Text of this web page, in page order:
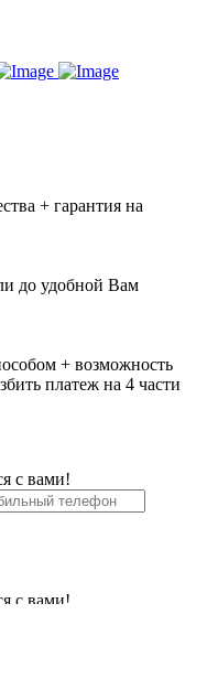
+ гарантия на
до удобной Вам
+ возможность
платеж на 4 части
с вами!
с вами!